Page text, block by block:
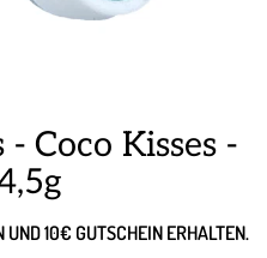
Coco Kisses -
10€ GUTSCHEIN ERHALTEN.